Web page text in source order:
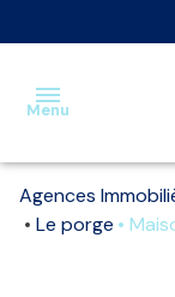
Menu
Accueil
Agences
Le porge